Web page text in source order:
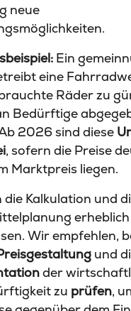
neue
Ein
eine
Räder zu
Bedürftige
2026 sind diese
, sofern die Preise
Marktpreis liegen.
die Kalkulation und
erheblich
Wir empfehlen,
und
der
zu prüfen,